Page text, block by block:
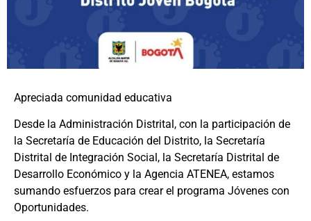
Apreciada comunidad educativa
Desde la Administración Distrital, con la participación de
la Secretaría de Educación del Distrito, la Secretaría
Distrital de Integración Social, la Secretaría Distrital de
Desarrollo Económico y la Agencia ATENEA, estamos
sumando esfuerzos para crear el programa Jóvenes con
Oportunidades.